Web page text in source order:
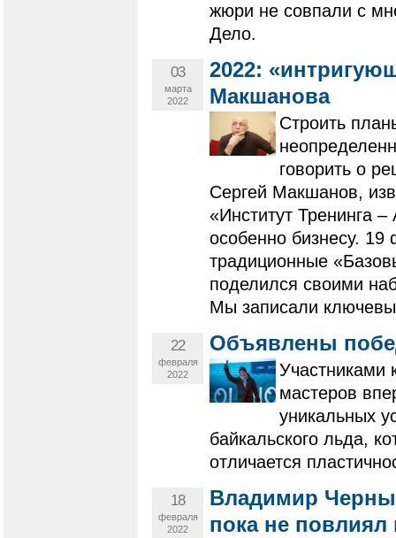
жюри не совпали с
Дело.
03
марта
2022
2022:
Макшанова
Строить
говорить о
Сергей Макшанов,
«Институт Тренинга
особенно бизнесу. 19
традиционные
поделился своими
Мы записали
22
февраля
2022
Объявлены
Участниками
мастеров
уникальных
байкальского льда,
отличается
18
февраля
2022
Владимир
пока не